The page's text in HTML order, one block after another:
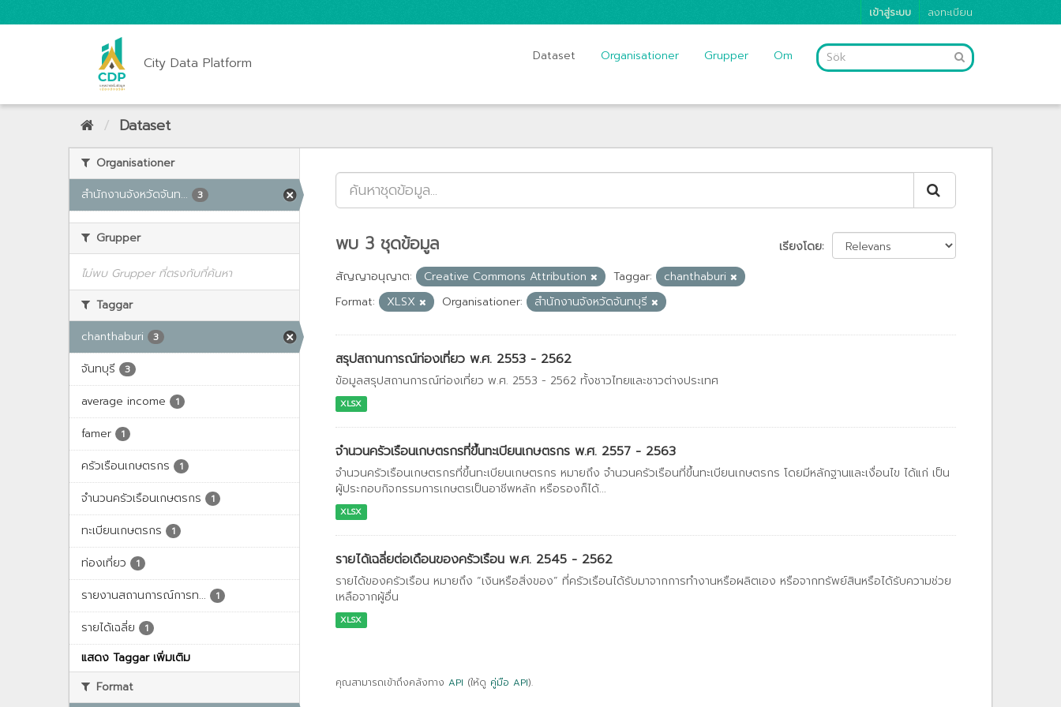
เข้าสู่ระบบ ลงทะเบียน
City Data Platform Dataset Organisationer Grupper Om
Dataset
Organisationer
สำนักงานจังหวัดจันท...
3
Grupper
ไม่พบ Grupper ที่ตรงกับที่ค้นหา
Taggar
chanthaburi
3
จันทบุรี 3
average income 1
famer 1
ครัวเรือนเกษตรกร 1
จำนวนครัวเรือนเกษตรกร 1
ทะเบียนเกษตรกร 1
ท่องเที่ยว 1
รายงานสถานการณ์การท... 1
รายได้เฉลี่ย 1
แสดง Taggar เพิ่มเติม
Format
เรียงโดย
พบ 3 ชุดข้อมูล
สัญญาอนุญาต: Creative Commons Attribution Taggar:
chanthaburi
Format:
XLSX Organisationer: สำนักงานจังหวัดจันทบุรี
สรุปสถานการณ์ท่องเที่ยว พ.ศ. 2553 - 2562
ข้อมูลสรุปสถานการณ์ท่องเที่ยว พ.ศ. 2553 - 2562 ทั้งชาวไทยและชาวต่างประเทศ
XLSX
จำนวนครัวเรือนเกษตรกรที่ขึ้นทะเบียนเกษตรกร พ.ศ. 2557 - 2563
จำนวนครัวเรือนเกษตรกรที่ขึ้นทะเบียนเกษตรกร หมายถึง จำนวนครัวเรือนที่ขึ้นทะเบียนเกษตรกร โดยมีหลักฐานและเงื่อนไข ได้แก่ เป็น
ผู้ประกอบกิจกรรมการเกษตรเป็นอาชีพหลัก หรือรองก็ได้...
XLSX
รายได้เฉลี่ยต่อเดือนของครัวเรือน พ.ศ. 2545 - 2562
รายได้ของครัวเรือน หมายถึง “เงินหรือสิ่งของ” ที่ครัวเรือนได้รับมาจากการทำงานหรือผลิตเอง หรือจากทรัพย์สินหรือได้รับความช่วย
เหลือจากผู้อื่น
XLSX
คุณสามารถเข้าถึงคลังทาง API (ให้ดู คู่มือ API).